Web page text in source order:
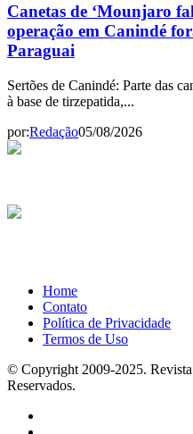
Canetas de ‘Mounjaro
operação em Canindé
Paraguai
Sertões de Canindé: Parte das
à base de tirzepatida,...
por:Redação05/08/2026
Home
Contato
Política de Privacidade
Termos de Uso
© Copyright 2009-2025.
Reservados.